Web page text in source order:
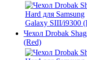
Чехол Drobak
(Red)